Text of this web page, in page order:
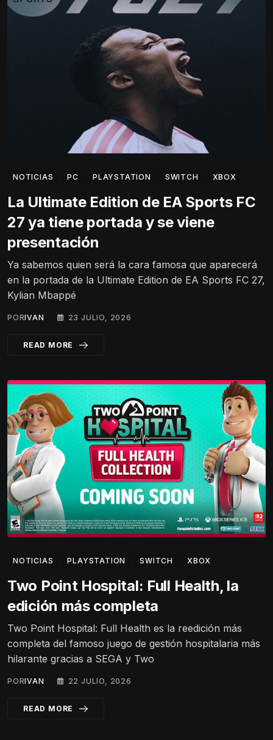
NOTICIAS PC PLAYSTATION SWITCH XBOX
La Ultimate Edition de EA Sports FC
27 ya tiene portada y se viene
presentación
Ya sabemos quien será la cara famosa que aparecerá
en la portada de la Ultimate Edition de EA Sports FC 27,
Kylian Mbappé
PORIVAN 23 JULIO, 2026
READ MORE
NOTICIAS PLAYSTATION SWITCH XBOX
Two Point Hospital: Full Health, la
edición más completa
Two Point Hospital: Full Health es la reedición más
completa del famoso juego de gestión hospitalaria más
hilarante gracias a SEGA y Two
PORIVAN 22 JULIO, 2026
READ MORE